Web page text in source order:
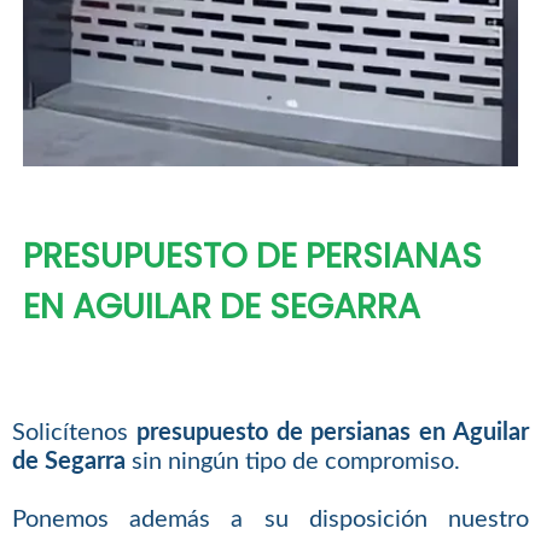
PRESUPUESTO DE PERSIANAS
EN AGUILAR DE SEGARRA
Solicítenos presupuesto de persianas en Aguilar
de Segarra sin ningún tipo de compromiso.
Ponemos además a su disposición nuestro